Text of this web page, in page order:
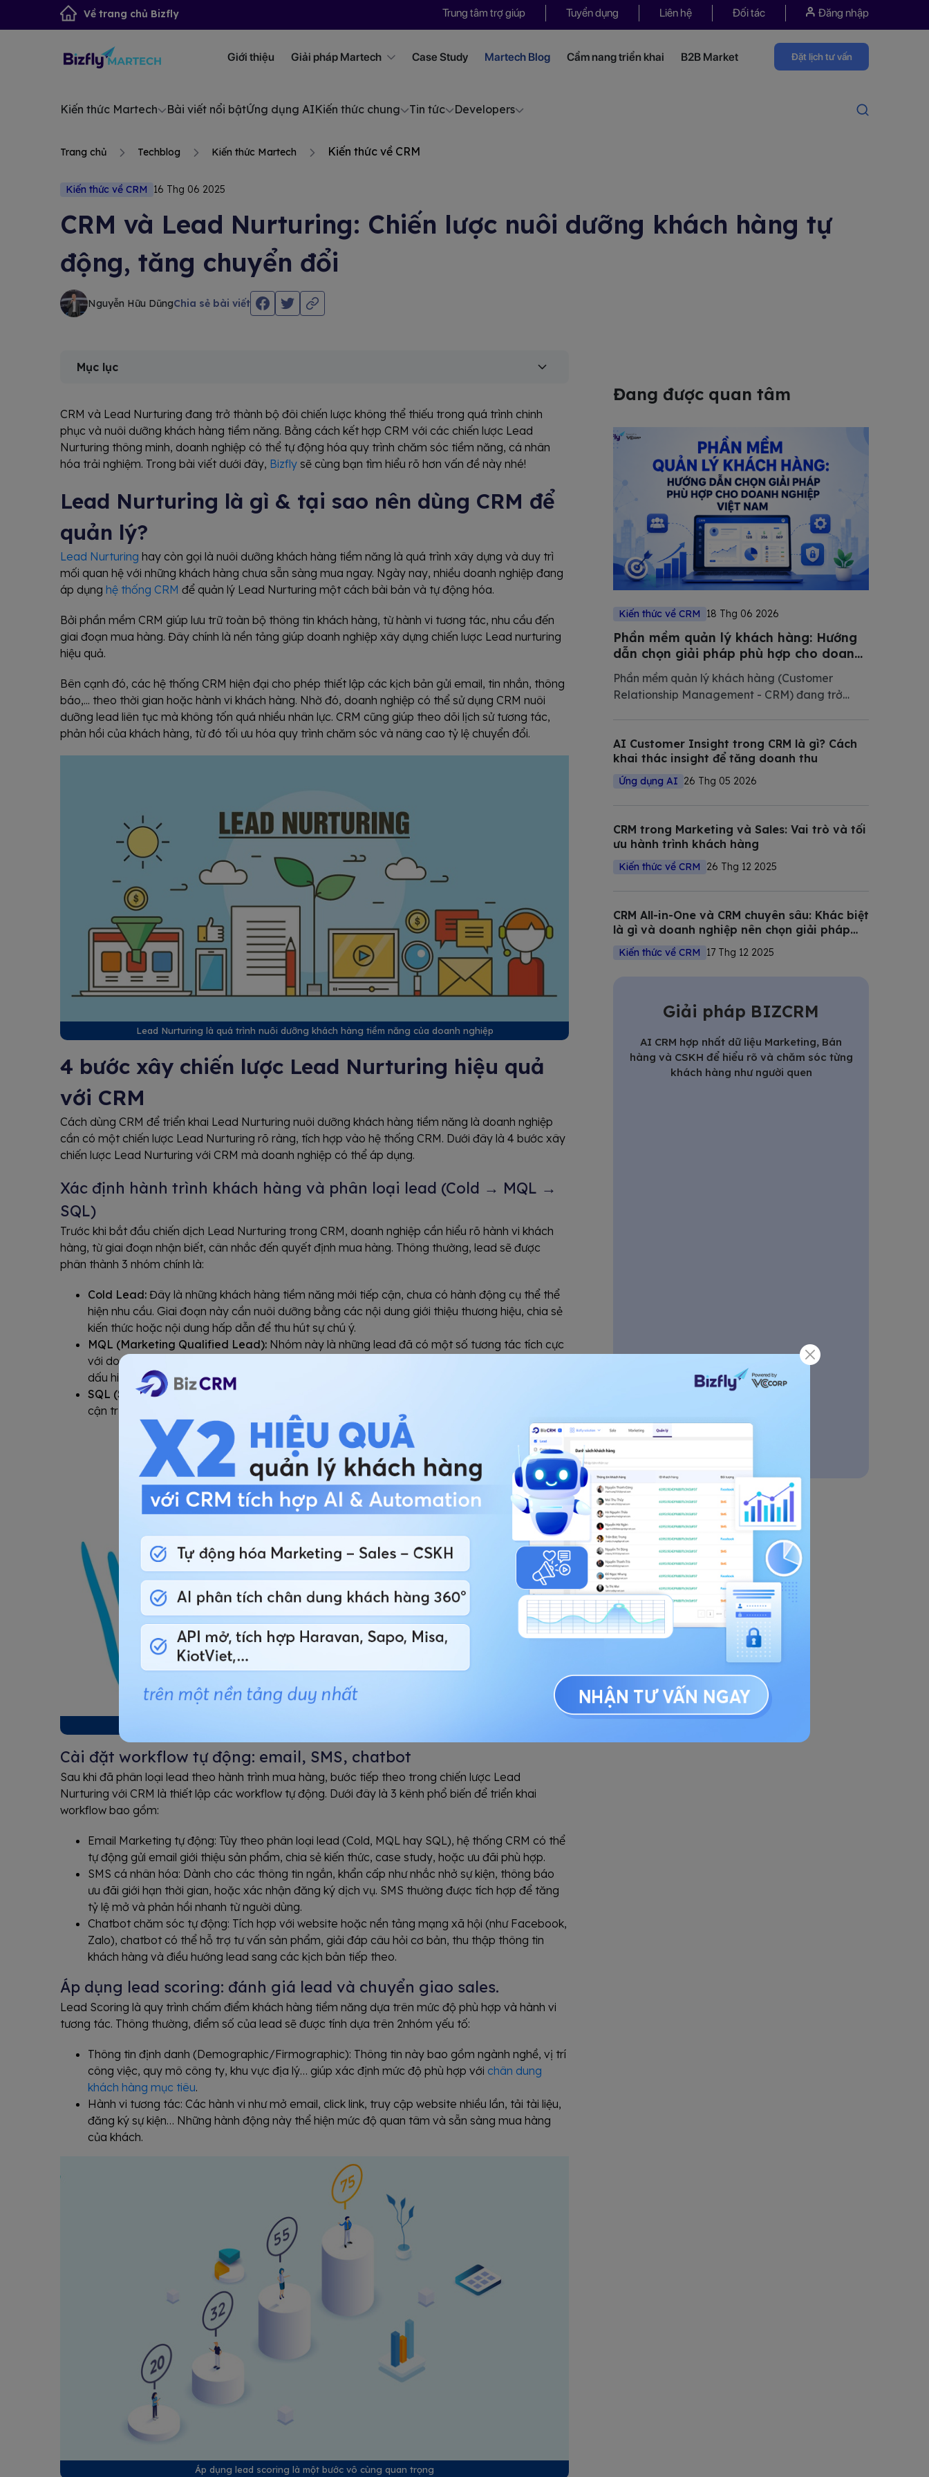
Về trang chủ Bizfly Trung tâm trợ giúp Tuyển dụng Liên hệ Đối tác Đăng nhập
Giới thiệu Giải pháp Martech Case Study Martech Blog Cẩm nang triển khai B2B Market Đặt lịch tư vấn
Kiến thức Martech Bài viết nổi bậtỨng dụng AIKiến thức chung Tin tức Developers
Trang chủ Techblog Kiến thức Martech Kiến thức về CRM
Kiến thức về CRM 16 Thg 06 2025
CRM và Lead Nurturing: Chiến lược nuôi dưỡng khách hàng tự
động, tăng chuyển đổi
Nguyễn Hữu DũngChia sẻ bài viết
Mục lục
CRM và Lead Nurturing đang trở thành bộ đôi chiến lược không thể thiếu trong quá trình chinh
phục và nuôi dưỡng khách hàng tiềm năng. Bằng cách kết hợp CRM với các chiến lược Lead
Nurturing thông minh, doanh nghiệp có thể tự động hóa quy trình chăm sóc tiềm năng, cá nhân
hóa trải nghiệm. Trong bài viết dưới đây, Bizfly sẽ cùng bạn tìm hiểu rõ hơn vấn đề này nhé!
Lead Nurturing là gì & tại sao nên dùng CRM để
quản lý?
Lead Nurturing hay còn gọi là nuôi dưỡng khách hàng tiềm năng là quá trình xây dựng và duy trì
mối quan hệ với những khách hàng chưa sẵn sàng mua ngay. Ngày nay, nhiều doanh nghiệp đang
áp dụng hệ thống CRM để quản lý Lead Nurturing một cách bài bản và tự động hóa.
Bởi phần mềm CRM giúp lưu trữ toàn bộ thông tin khách hàng, từ hành vi tương tác, nhu cầu đến
giai đoạn mua hàng. Đây chính là nền tảng giúp doanh nghiệp xây dựng chiến lược Lead nurturing
hiệu quả.
Bên cạnh đó, các hệ thống CRM hiện đại cho phép thiết lập các kịch bản gửi email, tin nhắn, thông
báo,... theo thời gian hoặc hành vi khách hàng. Nhờ đó, doanh nghiệp có thể sử dụng CRM nuôi
dưỡng lead liên tục mà không tốn quá nhiều nhân lực. CRM cũng giúp theo dõi lịch sử tương tác,
phản hồi của khách hàng, từ đó tối ưu hóa quy trình chăm sóc và nâng cao tỷ lệ chuyển đổi.
Lead Nurturing là quá trình nuôi dưỡng khách hàng tiềm năng của doanh nghiệp
4 bước xây chiến lược Lead Nurturing hiệu quả
với CRM
Cách dùng CRM để triển khai Lead Nurturing nuôi dưỡng khách hàng tiềm năng là doanh nghiệp
cần có một chiến lược Lead Nurturing rõ ràng, tích hợp vào hệ thống CRM. Dưới đây là 4 bước xây
chiến lược Lead Nurturing với CRM mà doanh nghiệp có thể áp dụng.
Xác định hành trình khách hàng và phân loại lead (Cold → MQL →
SQL)
Trước khi bắt đầu chiến dịch Lead Nurturing trong CRM, doanh nghiệp cần hiểu rõ hành vi khách
hàng, từ giai đoạn nhận biết, cân nhắc đến quyết định mua hàng. Thông thường, lead sẽ được
phân thành 3 nhóm chính là:
Cold Lead: Đây là những khách hàng tiềm năng mới tiếp cận, chưa có hành động cụ thể thể
hiện nhu cầu. Giai đoạn này cần nuôi dưỡng bằng các nội dung giới thiệu thương hiệu, chia sẻ
kiến thức hoặc nội dung hấp dẫn để thu hút sự chú ý.
MQL (Marketing Qualified Lead): Nhóm này là những lead đã có một số tương tác tích cực
với doanh nghiệp (như tải tài liệu, đăng ký nhận tin, tham gia webinar…). Đây là nhóm đã có
dấu hiệu quan tâm và cần tiếp tục được marketing nuôi dưỡng trước khi chuyển cho sales.
SQL (Sales Qualified Lead):
cận trực tiếp. Họ có nhu cầu rõ ràng và đã sẵn sàng cho bước ra quyết định.
Cài đặt workflow tự động: email, SMS, chatbot
Sau khi đã phân loại lead theo hành trình mua hàng, bước tiếp theo trong chiến lược Lead
Nurturing với CRM là thiết lập các workflow tự động. Dưới đây là 3 kênh phổ biến để triển khai
workflow bao gồm:
Email Marketing tự động: Tùy theo phân loại lead (Cold, MQL hay SQL), hệ thống CRM có thể
tự động gửi email giới thiệu sản phẩm, chia sẻ kiến thức, case study, hoặc ưu đãi phù hợp.
SMS cá nhân hóa: Dành cho các thông tin ngắn, khẩn cấp như nhắc nhở sự kiện, thông báo
ưu đãi giới hạn thời gian, hoặc xác nhận đăng ký dịch vụ. SMS thường được tích hợp để tăng
tỷ lệ mở và phản hồi nhanh từ người dùng.
Chatbot chăm sóc tự động: Tích hợp với website hoặc nền tảng mạng xã hội (như Facebook,
Zalo), chatbot có thể hỗ trợ tư vấn sản phẩm, giải đáp câu hỏi cơ bản, thu thập thông tin
khách hàng và điều hướng lead sang các kịch bản tiếp theo.
Áp dụng lead scoring: đánh giá lead và chuyển giao sales.
Lead Scoring là quy trình chấm điểm khách hàng tiềm năng dựa trên mức độ phù hợp và hành vi
tương tác. Thông thường, điểm số của lead sẽ được tính dựa trên 2nhóm yếu tố:
Thông tin định danh (Demographic/Firmographic): Thông tin này bao gồm ngành nghề, vị trí
công việc, quy mô công ty, khu vực địa lý… giúp xác định mức độ phù hợp với chân dung
khách hàng mục tiêu.
Hành vi tương tác: Các hành vi như mở email, click link, truy cập website nhiều lần, tải tài liệu,
đăng ký sự kiện… Những hành động này thể hiện mức độ quan tâm và sẵn sàng mua hàng
của khách.
Áp dụng lead scoring là một bước vô cùng quan trọng
Đang được quan tâm
Kiến thức về CRM 18 Thg 06 2026
Phần mềm quản lý khách hàng: Hướng
dẫn chọn giải pháp phù hợp cho doanh
nghiệp Việt Nam 2026
Phần mềm quản lý khách hàng (Customer
Relationship Management - CRM) đang trở
Trong bài viết này, Bizfly tổng hợp và phân tích
chi tiết các giải pháp CRM tốt nhất
AI Customer Insight trong CRM là gì? Cách
khai thác insight để tăng doanh thu
Ứng dụng AI 26 Thg 05 2026
CRM trong Marketing và Sales: Vai trò và tối
ưu hành trình khách hàng
Kiến thức về CRM 26 Thg 12 2025
CRM All-in-One và CRM chuyên sâu: Khác biệt
là gì và doanh nghiệp nên chọn giải pháp
nào?
Kiến thức về CRM 17 Thg 12 2025
Giải pháp BIZCRM
AI CRM hợp nhất dữ liệu Marketing, Bán
hàng và CSKH để hiểu rõ và chăm sóc từng
khách hàng như người quen